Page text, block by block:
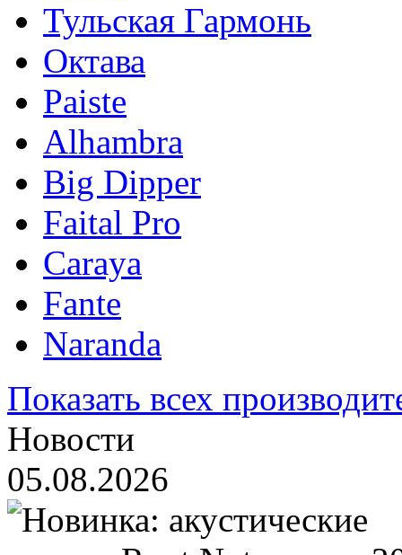
Тульская Гармонь
Октава
Paiste
Alhambra
Big Dipper
Faital Pro
Caraya
Fante
Naranda
Показать всех
Новости
05.08.2026